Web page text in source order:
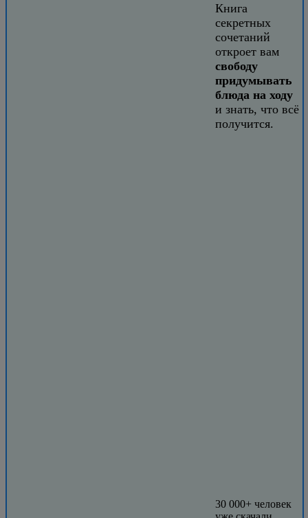
Книга
секретных
сочетаний
откроет вам
свободу
придумывать
блюда на ходу
и знать, что всё
получится.
30 000+ человек